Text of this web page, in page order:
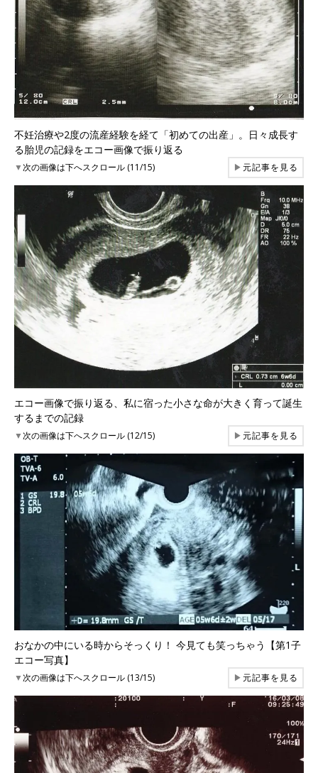
不妊治療や2度の流産経験を経て「初めての出産」。日々成長す
る胎児の記録をエコー画像で振り返る
▼次の画像は下へスクロール (11/15) ▶元記事を見る
エコー画像で振り返る、私に宿った小さな命が大きく育って誕生
するまでの記録
▼次の画像は下へスクロール (12/15) ▶元記事を見る
おなかの中にいる時からそっくり！ 今見ても笑っちゃう【第1子
エコー写真】
▼次の画像は下へスクロール (13/15) ▶元記事を見る